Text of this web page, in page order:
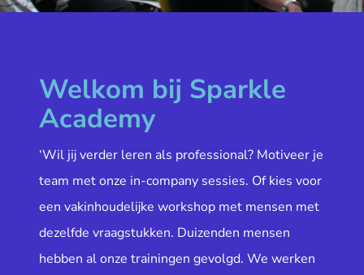
Welkom bij Sparkle
Academy
‘Wil jij verder leren als professional? Motiveer je
team met onze in-company sessies. Of kies voor
een vakinhoudelijke workshop met mensen met
dezelfde vraagstukken. Duizenden mensen
hebben al onze trainingen gevolgd. We werken